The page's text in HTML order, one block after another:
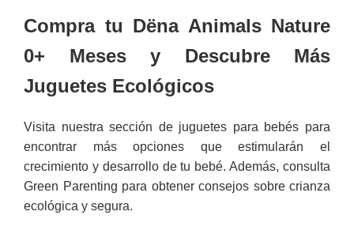
Compra tu Dëna Animals Nature
0+ Meses y Descubre Más
Juguetes Ecológicos
Visita nuestrasección de juguetes para bebés para
encontrar más opciones que estimularán el
crecimiento y desarrollo de tu bebé. Además, consulta
Green Parenting para obtener consejos sobre crianza
ecológica y segura.